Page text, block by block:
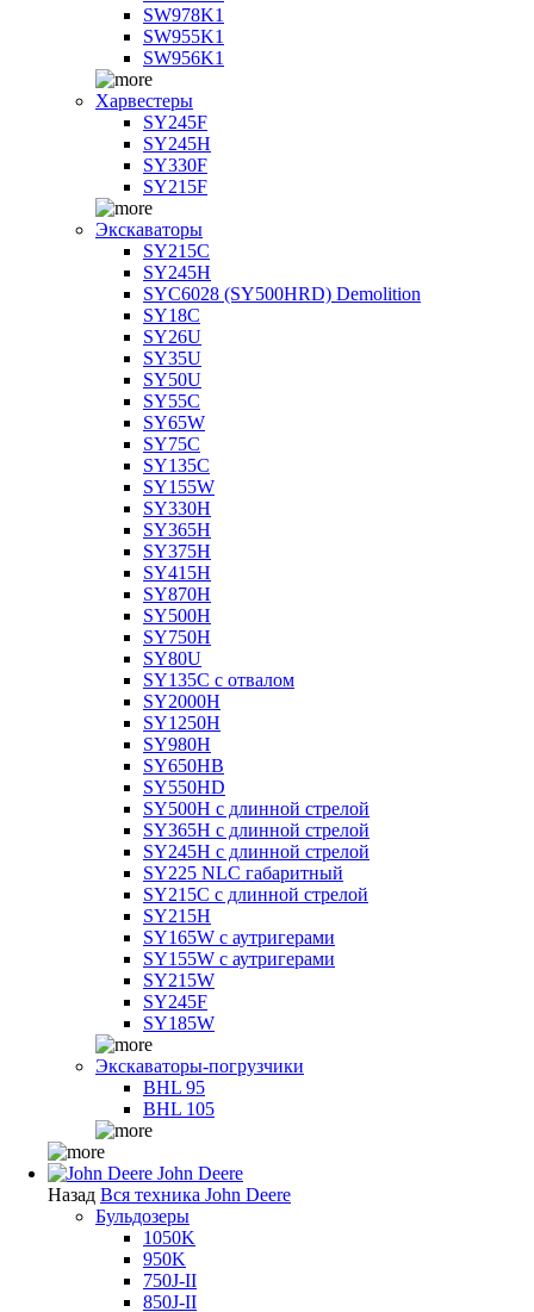
SW978K1
SW955K1
SW956K1
Харвестеры
SY245F
SY245H
SY330F
SY215F
Экскаваторы
SY215C
SY245H
SYC6028 (SY500HRD) Demolition
SY18C
SY26U
SY35U
SY50U
SY55C
SY65W
SY75C
SY135C
SY155W
SY330H
SY365H
SY375H
SY415H
SY870H
SY500H
SY750H
SY80U
SY135C с отвалом
SY2000H
SY1250H
SY980H
SY650HB
SY550HD
SY500H с длинной стрелой
SY365H с длинной стрелой
SY245H с длинной стрелой
SY225 NLC габаритный
SY215C с длинной стрелой
SY215H
SY165W с аутригерами
SY155W с аутригерами
SY215W
SY245F
SY185W
Экскаваторы-погрузчики
BHL 95
BHL 105
John Deere
Назад Вся техника John Deere
Бульдозеры
1050K
950K
750J-II
850J-II